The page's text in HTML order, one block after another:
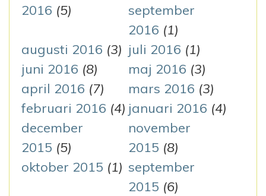
2016 (5)
september
2016 (1)
augusti 2016 (3) juli 2016 (1)
juni 2016 (8) maj 2016 (3)
april 2016 (7) mars 2016 (3)
februari 2016 (4) januari 2016 (4)
december
2015 (5)
november
2015 (8)
oktober 2015 (1) september
2015 (6)